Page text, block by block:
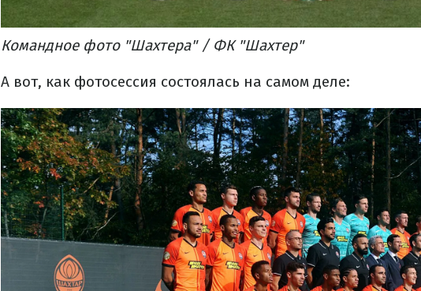
Командное фото "Шахтера" / ФК "Шахтер"
А вот, как фотосессия состоялась на самом деле: